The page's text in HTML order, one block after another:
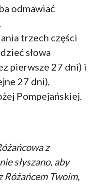
odmawiać
trzech części
słowa
pierwsze 27 dni) i
27 dni),
Pompejańskiej.
z
słyszano, aby
Różańcem Twoim,